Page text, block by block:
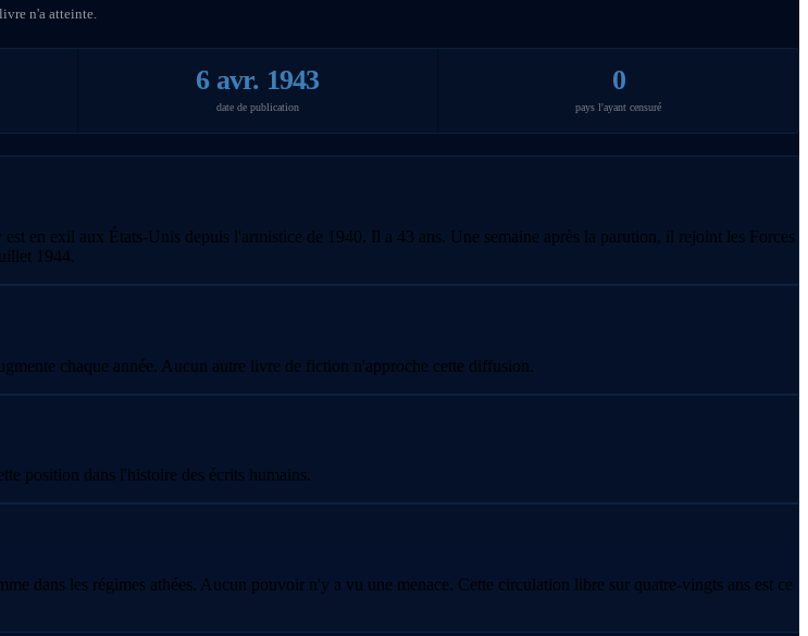
n'a atteinte.
6 avr. 1943
date de publication
0
pays l'ayant censuré
en exil aux États-Unis depuis l'armistice de 1940. Il a 43 ans. Une semaine après la parution, il rejoint les Forces
1944.
chaque année. Aucun autre livre de fiction n'approche cette diffusion.
position dans l'histoire des écrits humains.
dans les régimes athées. Aucun pouvoir n'y a vu une menace. Cette circulation libre sur quatre-vingts ans est ce